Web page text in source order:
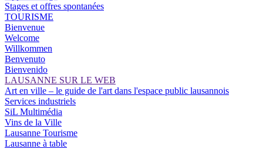
Stages et offres spontanées
TOURISME
Bienvenue
Welcome
Willkommen
Benvenuto
Bienvenido
LAUSANNE SUR LE WEB
Art en ville – le guide de l'art dans l'espace public lausannois
Services industriels
SiL Multimédia
Vins de la Ville
Lausanne Tourisme
Lausanne à table